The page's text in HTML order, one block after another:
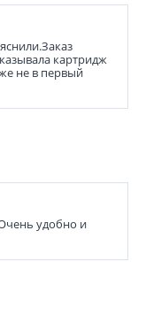
картридж
не в первый
удобно и